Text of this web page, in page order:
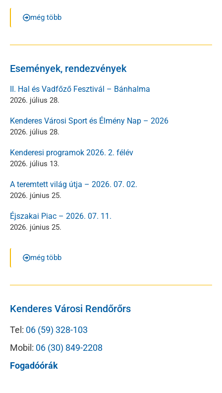
még több
Események, rendezvények
II. Hal és Vadfőző Fesztivál – Bánhalma
2026. július 28.
Kenderes Városi Sport és Élmény Nap – 2026
2026. július 28.
Kenderesi programok 2026. 2. félév
2026. július 13.
A teremtett világ útja – 2026. 07. 02.
2026. június 25.
Éjszakai Piac – 2026. 07. 11.
2026. június 25.
még több
Kenderes Városi Rendőrőrs
Tel: 06 (59) 328-103
Mobil: 06 (30) 849-2208
Fogadóórák